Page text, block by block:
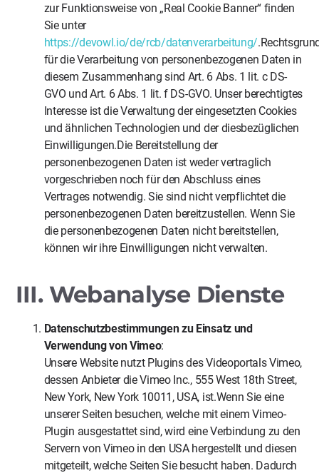
zur Funktionsweise von „Real Cookie Banner“ finden
Sie unter
https://devowl.io/de/rcb/datenverarbeitung/
für die Verarbeitung von personenbezogenen Daten in
diesem Zusammenhang sind Art. 6 Abs. 1 lit. c DS-
GVO und Art. 6 Abs. 1 lit. f DS-GVO. Unser berechtigtes
Interesse ist die Verwaltung der eingesetzten Cookies
und ähnlichen Technologien und der diesbezüglichen
Einwilligungen.Die Bereitstellung der
personenbezogenen Daten ist weder vertraglich
vorgeschrieben noch für den Abschluss eines
Vertrages notwendig. Sie sind nicht verpflichtet die
personenbezogenen Daten bereitzustellen. Wenn Sie
die personenbezogenen Daten nicht bereitstellen,
können wir ihre Einwilligungen nicht verwalten.
III. Webanalyse Dienste
Datenschutzbestimmungen zu Einsatz und
Verwendung von Vimeo:
Unsere Website nutzt Plugins des Videoportals Vimeo,
dessen Anbieter die Vimeo Inc., 555 West 18th Street,
New York, New York 10011, USA, ist.Wenn Sie eine
unserer Seiten besuchen, welche mit einem Vimeo-
Plugin ausgestattet sind, wird eine Verbindung zu den
Servern von Vimeo in den USA hergestellt und diesen
mitgeteilt, welche Seiten Sie besucht haben. Dadurch